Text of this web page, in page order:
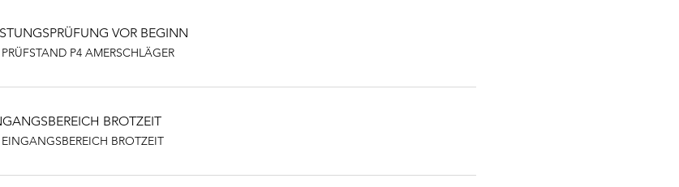
VOR BEGINN
PRÜFSTAND P4 AMERSCHLÄGER
BROTZEIT
EINGANGSBEREICH BROTZEIT